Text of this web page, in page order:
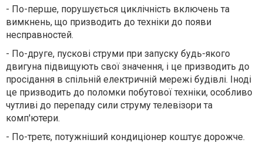
- По-перше, порушується циклічність включень та
вимкнень, що призводить до техніки до появи
несправностей.
- По-друге, пускові струми при запуску будь-якого
двигуна підвищують свої значення, і це призводить до
просідання в спільній електричній мережі будівлі. Іноді
це призводить до поломки побутової техніки, особливо
чутливі до перепаду сили струму телевізори та
комп'ютери.
- По-третє, потужніший кондиціонер коштує дорожче.